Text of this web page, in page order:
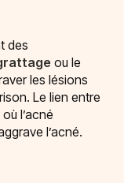
des
ou le
les lésions
Le lien entre
l’acné
l’acné.